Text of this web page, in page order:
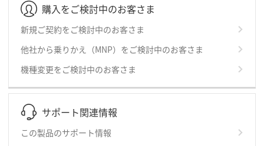
購入をご検討中のお客さま
新規ご契約をご検討中のお客さま
他社から乗りかえ（MNP）をご検討中のお客さま
機種変更をご検討中のお客さま
サポート関連情報
この製品のサポート情報